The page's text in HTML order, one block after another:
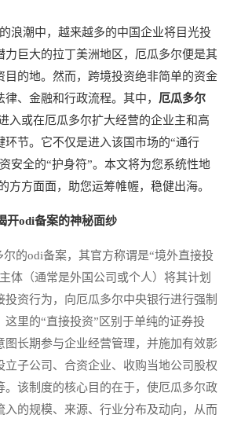
潮中，越来越多的中国企业将目光投
力巨大的拉丁美洲地区，厄瓜多尔便是其
目的地。然而，跨境投资绝非简单的资金
、金融和行政流程。其中， 厄瓜多尔
入或在厄瓜多尔扩大经营的企业主和高
环节。它不仅是进入该国市场的“通行
安全的“护身符”。本文将为您系统性地
方方面面，助您运筹帷幄，稳健出海。
开odi备案的神秘面纱
的odi备案，其官方称谓是“境外直接投
体（通常是外国公司或个人）将其计划
投资行为，向厄瓜多尔中央银行进行强制
里的“直接投资”区别于单纯的证券投
图长期参与企业经营管理，并施加有效影
立子公司、合资企业、收购当地公司股权
。该制度的核心目的在于，使厄瓜多尔政
入的规模、来源、行业分布及动向，从而